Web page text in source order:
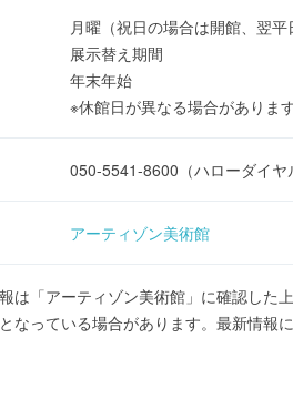
月曜（祝日の場合は開館、翌平
展示替え期間
年末年始
※休館日が異なる場合がありま
050-5541-8600（ハローダイヤ
アーティゾン美術館
は「アーティゾン美術館」に確認した上
なっている場合があります。最新情報